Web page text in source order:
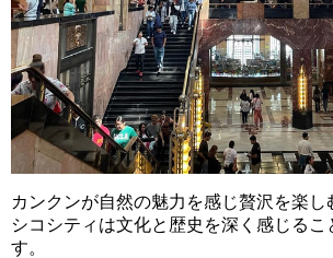
カンクンが自然の魅力を感じ贅沢を楽し
シコシティは文化と歴史を深く感じる
す。